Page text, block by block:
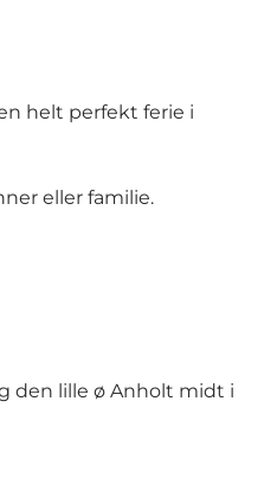
helt perfekt ferie i
eller familie.
den lille ø Anholt midt i